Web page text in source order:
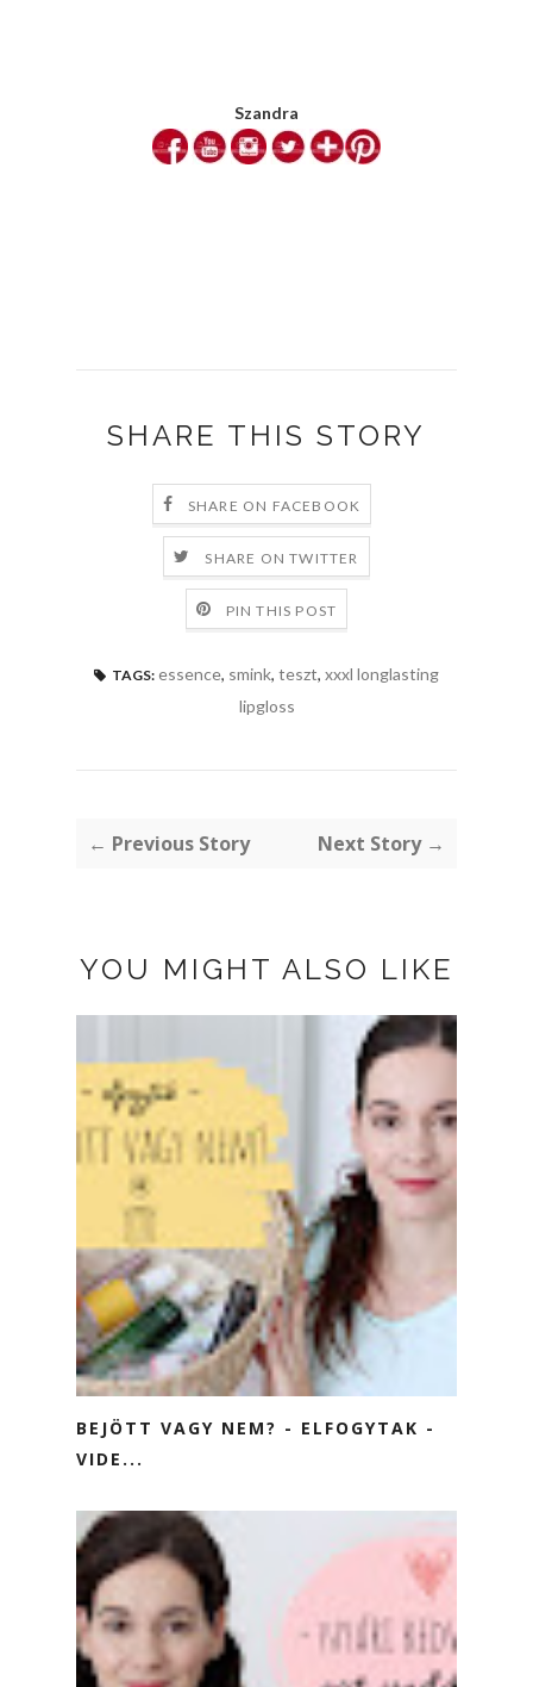
Szandra
SHARE THIS STORY
SHARE ON FACEBOOK
SHARE ON TWITTER
PIN THIS POST
TAGS: essence, smink, teszt, xxxl longlasting
lipgloss
← Previous Story Next Story →
YOU MIGHT ALSO LIKE
BEJÖTT VAGY NEM? - ELFOGYTAK -
VIDE...